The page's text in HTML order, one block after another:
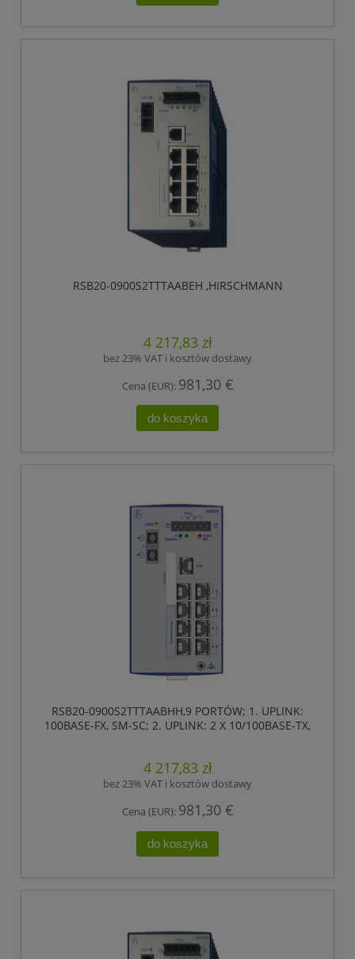
RSB20-0900S2TTTAABEH ,HIRSCHMANN
4 217,83 zł
bez 23% VAT i kosztów dostawy
Cena (EUR): 981,30 €
do koszyka
RSB20-0900S2TTTAABHH,9 PORTÓW; 1. UPLINK:
100BASE-FX, SM-SC; 2. UPLINK: 2 X 10/100BASE-TX,
4 217,83 zł
bez 23% VAT i kosztów dostawy
Cena (EUR): 981,30 €
do koszyka